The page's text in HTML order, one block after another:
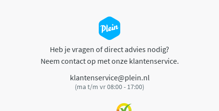
Heb je vragen of direct advies nodig?
Neem contact op met onze klantenservice.
klantenservice@plein.nl
(ma t/m vr 08:00 - 17:00)